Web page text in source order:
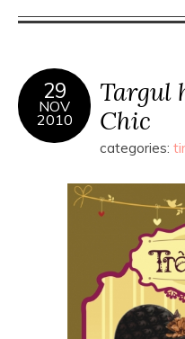
29
NOV
2010
Targul
Chic
categories: